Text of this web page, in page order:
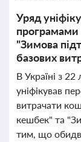
Уряд
"Зимова
базових
В Україні з
уніфікував
витрачати
кешбек" та
тим, що